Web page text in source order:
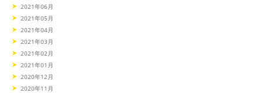
2021年06月
2021年05月
2021年04月
2021年03月
2021年02月
2021年01月
2020年12月
2020年11月